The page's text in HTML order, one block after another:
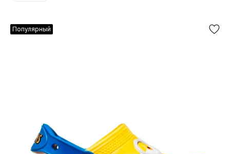
Популярный